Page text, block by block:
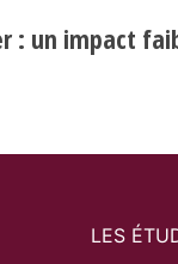
: un impact
LES